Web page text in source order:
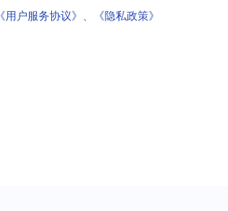
《用户服务协议》 、 《隐私政策》